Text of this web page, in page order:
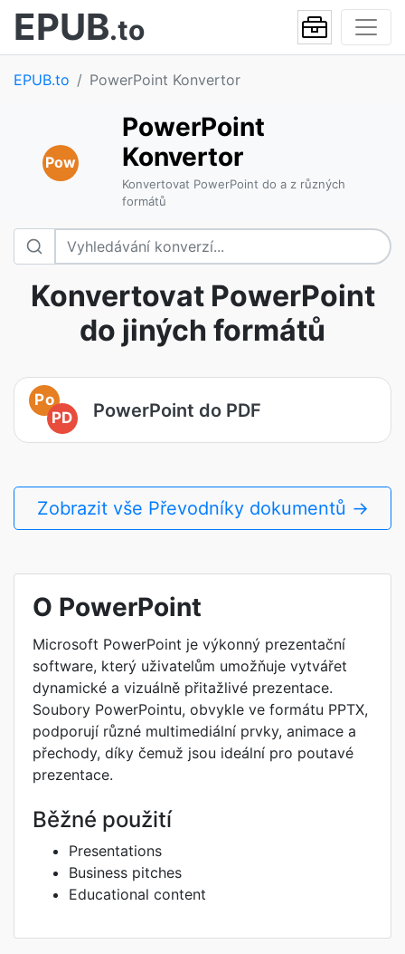
EPUB.to
EPUB.to PowerPoint Konvertor
Pow
PowerPoint
Konvertor
Konvertovat PowerPoint do a z různých
formátů
Konvertovat PowerPoint
do jiných formátů
Po
PD
PowerPoint do PDF
Zobrazit vše Převodníky dokumentů →
O PowerPoint
Microsoft PowerPoint je výkonný prezentační
software, který uživatelům umožňuje vytvářet
dynamické a vizuálně přitažlivé prezentace.
Soubory PowerPointu, obvykle ve formátu PPTX,
podporují různé multimediální prvky, animace a
přechody, díky čemuž jsou ideální pro poutavé
prezentace.
Běžné použití
Presentations
Business pitches
Educational content